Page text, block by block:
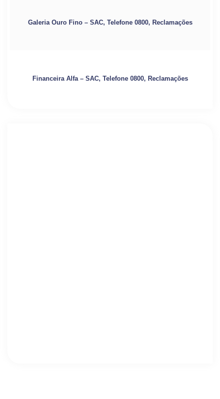
Galeria Ouro Fino – SAC, Telefone 0800, Reclamações
Financeira Alfa – SAC, Telefone 0800, Reclamações